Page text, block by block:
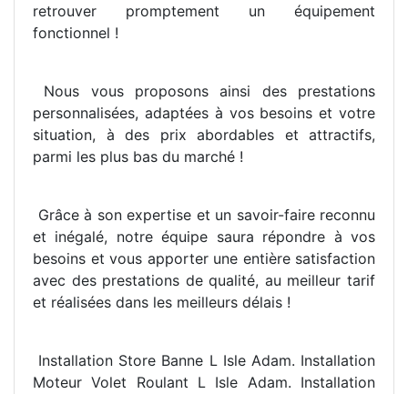
retrouver promptement un équipement
fonctionnel !
Nous vous proposons ainsi des prestations
personnalisées, adaptées à vos besoins et votre
situation, à des prix abordables et attractifs,
parmi les plus bas du marché !
Grâce à son expertise et un savoir-faire reconnu
et inégalé, notre équipe saura répondre à vos
besoins et vous apporter une entière satisfaction
avec des prestations de qualité, au meilleur tarif
et réalisées dans les meilleurs délais !
Installation Store Banne L Isle Adam. Installation
Moteur Volet Roulant L Isle Adam. Installation